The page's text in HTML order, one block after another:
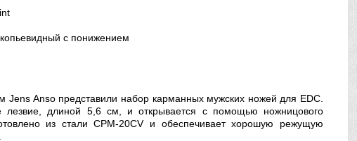
с понижением
Jens Anso представили набор карманных мужских ножей для EDC.
лезвие, длиной 5,6 см, и открывается с помощью ножницового
из стали CPM-20CV и обеспечивает хорошую режущую